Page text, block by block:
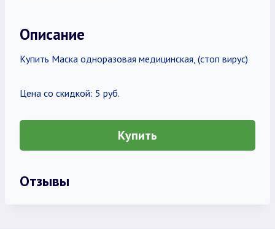
Описание
Купить Маска одноразовая медицинская, (стоп вирус)
Цена со скидкой: 5 руб.
Купить
Отзывы